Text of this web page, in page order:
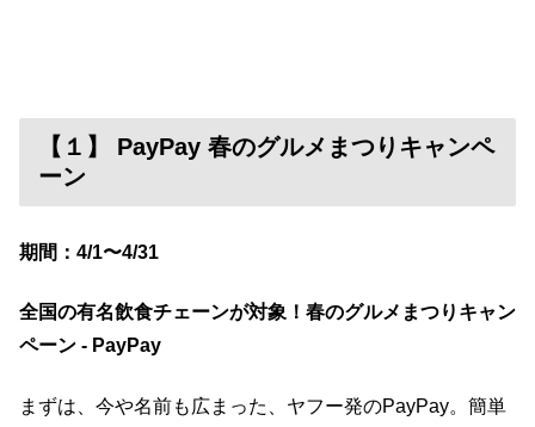
【１】 PayPay 春のグルメまつりキャンペ
ーン
期間：4/1〜4/31
全国の有名飲食チェーンが対象！春のグルメまつりキャン
ペーン - PayPay
まずは、今や名前も広まった、ヤフー発のPayPay。簡単